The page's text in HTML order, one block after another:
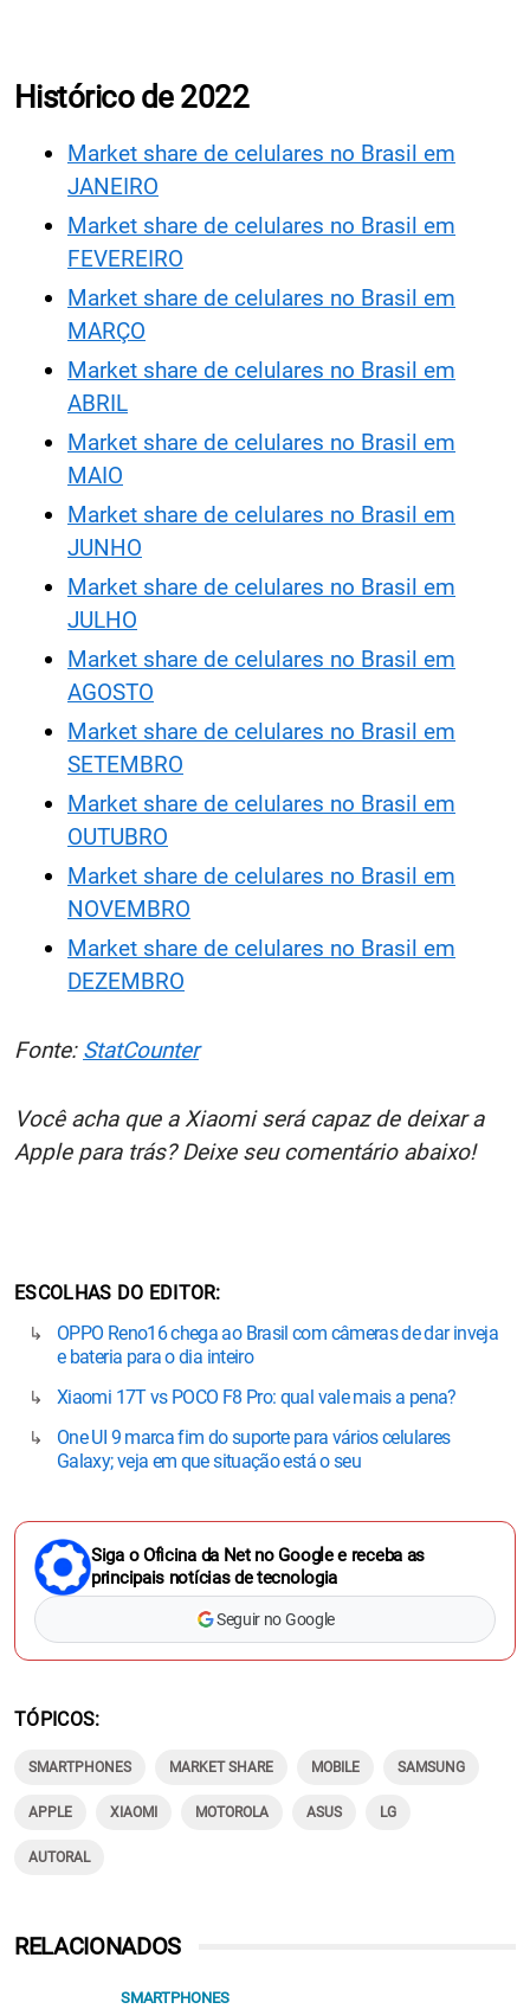
Histórico de 2022
Market share de celulares no Brasil em
JANEIRO
Market share de celulares no Brasil em
FEVEREIRO
Market share de celulares no Brasil em
MARÇO
Market share de celulares no Brasil em
ABRIL
Market share de celulares no Brasil em
MAIO
Market share de celulares no Brasil em
JUNHO
Market share de celulares no Brasil em
JULHO
Market share de celulares no Brasil em
AGOSTO
Market share de celulares no Brasil em
SETEMBRO
Market share de celulares no Brasil em
OUTUBRO
Market share de celulares no Brasil em
NOVEMBRO
Market share de celulares no Brasil em
DEZEMBRO
Fonte: StatCounter
Você acha que a Xiaomi será capaz de deixar a
Apple para trás? Deixe seu comentário abaixo!
ESCOLHAS DO EDITOR
OPPO Reno16 chega ao Brasil com câmeras de dar inveja
e bateria para o dia inteiro
Xiaomi 17T vs POCO F8 Pro: qual vale mais a pena?
One UI 9 marca fim do suporte para vários celulares
Galaxy; veja em que situação está o seu
Siga o Oficina da Net no Google e receba as
principais notícias de tecnologia
Seguir no Google
TÓPICOS
SMARTPHONES MARKET SHARE MOBILE SAMSUNG
APPLE XIAOMI MOTOROLA ASUS LG
AUTORAL
RELACIONADOS
SMARTPHONES